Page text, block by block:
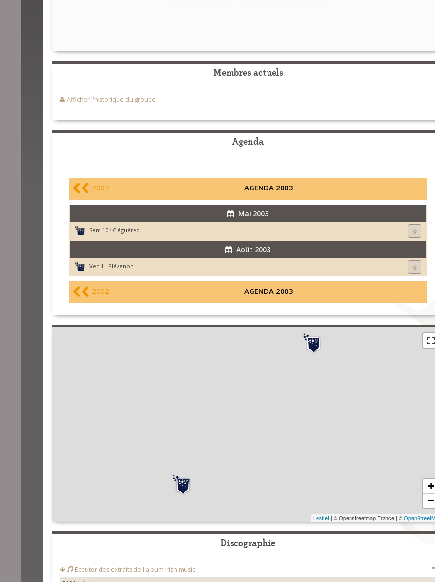
Membres actuels
Afficher l'historique du groupe
Agenda
2002 AGENDA 2003
Mai 2003
Sam 10 : Cléguérec
Août 2003
Ven 1 : Plévenon
2002 AGENDA 2003
+
−
Leaflet| © Openstreetmap France | ©
Discographie
Ecouter des extraits de l'album Irish music